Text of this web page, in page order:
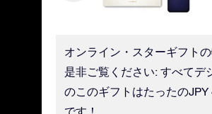
オンライン・スターギフト
是非ご覧ください: すべてデ
のこのギフトはたったのJPY
です！